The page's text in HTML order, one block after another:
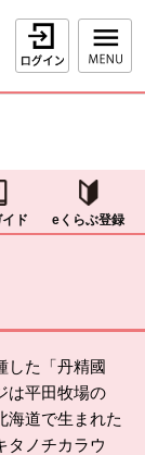
ログイン
ド eくらぶ登録
した「丹精國
は平田牧場の
海道で生まれた
タノチカラウ